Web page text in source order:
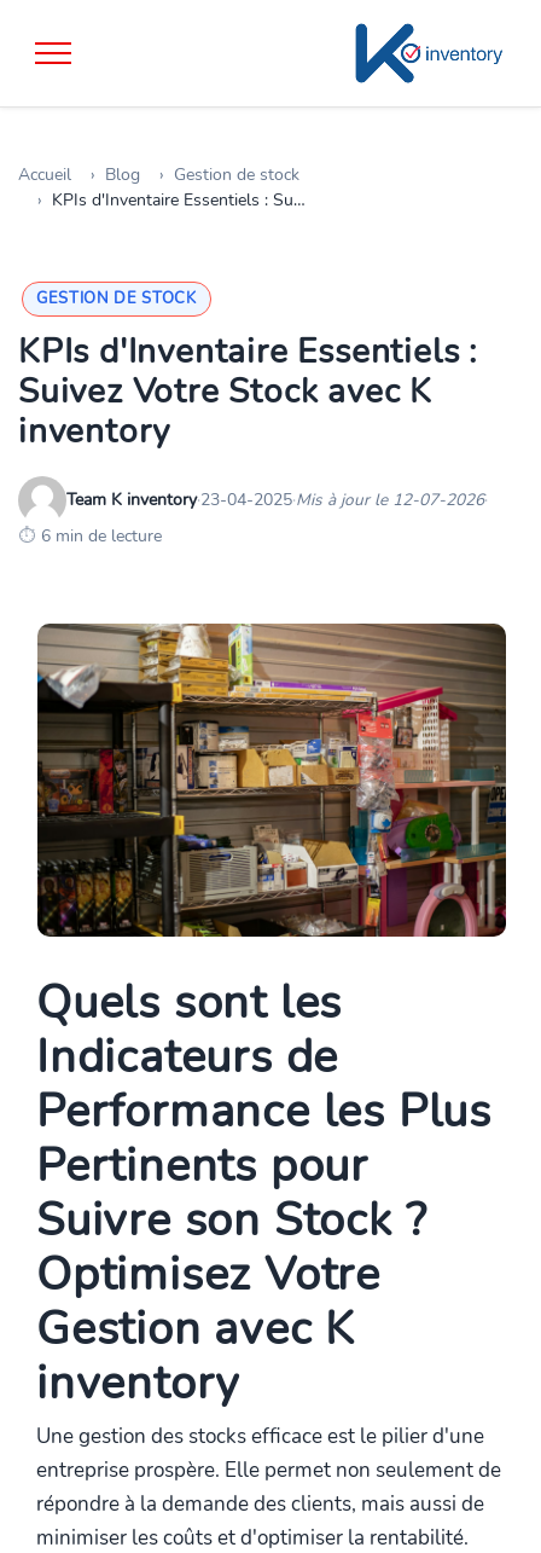
Accueil Blog
Gestion de stock
KPIs d'Inventaire Essentiels : Suivez Votre Stock avec K inventory
GESTION DE STOCK
KPIs d'Inventaire Essentiels :
Suivez Votre Stock avec K
inventory
Team K inventory·23-04-2025·Mis à jour le 12-07-2026·
6 min de lecture
Quels sont les
Indicateurs de
Performance les Plus
Pertinents pour
Suivre son Stock ?
Optimisez Votre
Gestion avec K
inventory
Une gestion des stocks efficace est le pilier d'une
entreprise prospère. Elle permet non seulement de
répondre à la demande des clients, mais aussi de
minimiser les coûts et d'optimiser la rentabilité.